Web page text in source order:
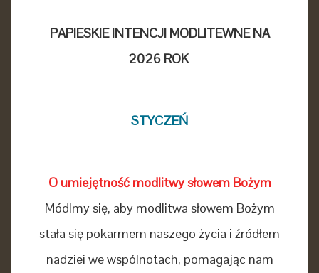
PAPIESKIE INTENCJI MODLITEWNE NA
2026 ROK
STYCZEŃ
O umiejętność modlitwy słowem Bożym
Módlmy się, aby modlitwa słowem Bożym
stała się pokarmem naszego życia i źródłem
nadziei we wspólnotach, pomagając nam